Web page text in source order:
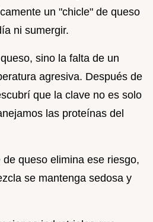
un "chicle" de queso
ni sumergir.
sino la falta de un
agresiva. Después de
que la clave no es solo
las proteínas del
queso elimina ese riesgo,
se mantenga sedosa y